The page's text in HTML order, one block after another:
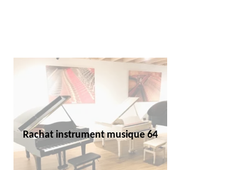
Rachat instrument musique 64